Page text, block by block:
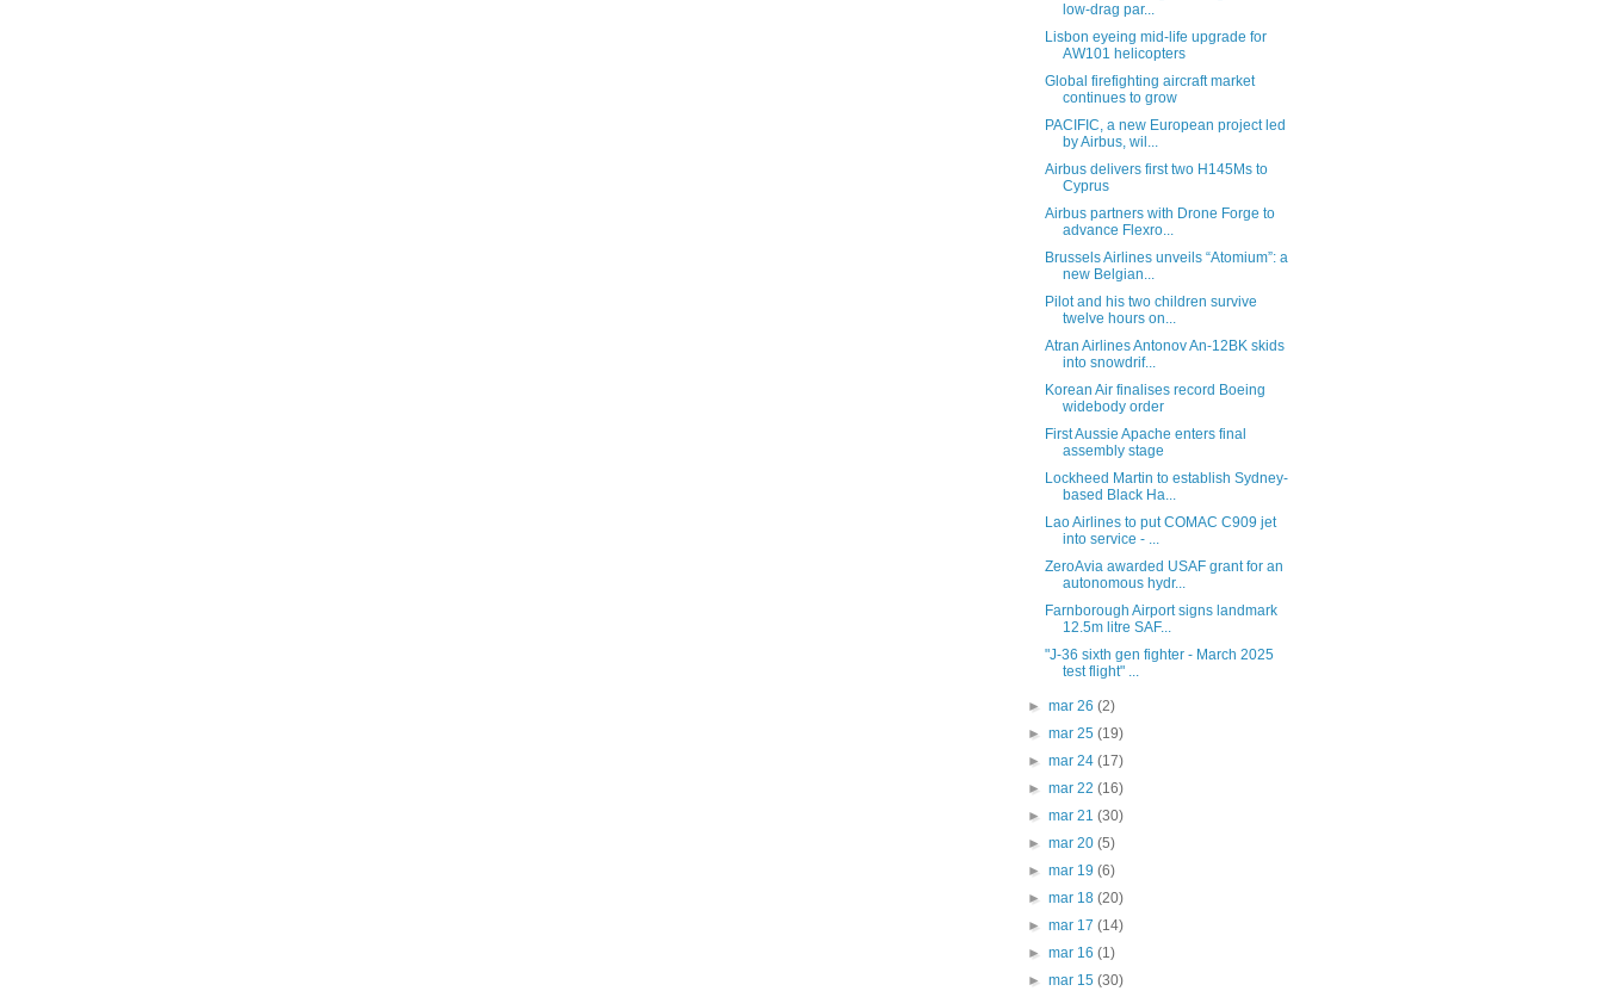
low-drag par...
Lisbon eyeing mid-life upgrade for
AW101 helicopters
Global firefighting aircraft market
continues to grow
PACIFIC, a new European project led
by Airbus, wil...
Airbus delivers first two H145Ms to
Cyprus
Airbus partners with Drone Forge to
advance Flexro...
Brussels Airlines unveils “Atomium”: a
new Belgian...
Pilot and his two children survive
twelve hours on...
Atran Airlines Antonov An-12BK skids
into snowdrif...
Korean Air finalises record Boeing
widebody order
First Aussie Apache enters final
assembly stage
Lockheed Martin to establish Sydney-
based Black Ha...
Lao Airlines to put COMAC C909 jet
into service - ...
ZeroAvia awarded USAF grant for an
autonomous hydr...
Farnborough Airport signs landmark
12.5m litre SAF...
"J-36 sixth gen fighter - March 2025
test flight" ...
► mar 26 (2)
► mar 25 (19)
► mar 24 (17)
► mar 22 (16)
► mar 21 (30)
► mar 20 (5)
► mar 19 (6)
► mar 18 (20)
► mar 17 (14)
► mar 16 (1)
► mar 15 (30)